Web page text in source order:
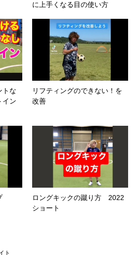
に上手くなる目の使い方
トな
イン
リフティングのできない！を
改善
ロングキックの蹴り方 2022
ショート
ト